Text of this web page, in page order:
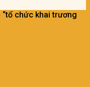
chức khai trương